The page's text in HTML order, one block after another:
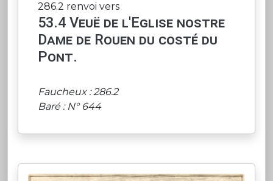
286.2 renvoi vers
53.4 Veuë de l'Eglise nostre
Dame de Rouen du costé du
Pont.
Faucheux : 286.2
Baré : N° 644